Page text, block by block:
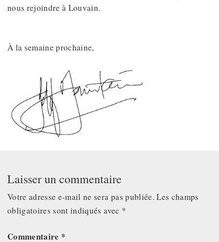
nous rejoindre à Louvain.
À la semaine prochaine,
Laisser un commentaire
Votre adresse e-mail ne sera pas publiée. Les champs
obligatoires sont indiqués avec *
Commentaire *